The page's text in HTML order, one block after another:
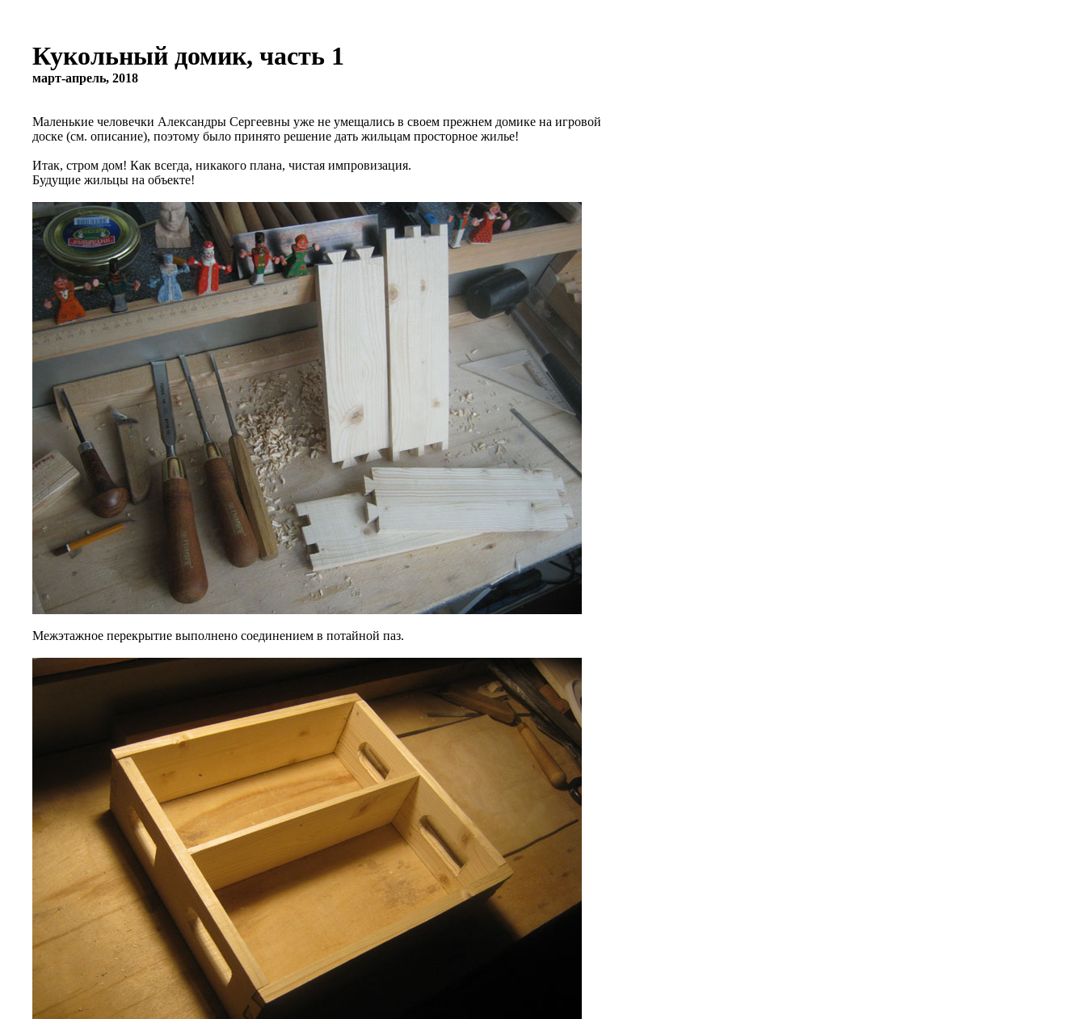
Кукольный домик, часть 1
март-апрель, 2018
Маленькие человечки Александры Сергеевны уже не умещались в своем прежнем домике на игровой
доске (см. описание), поэтому было принято решение дать жильцам просторное жилье!
Итак, стром дом! Как всегда, никакого плана, чистая импровизация.
Будущие жильцы на объекте!
Межэтажное перекрытие выполнено соединением в потайной паз.